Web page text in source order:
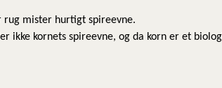
rug mister hurtigt spireevne.
ikke kornets spireevne, og da korn er et